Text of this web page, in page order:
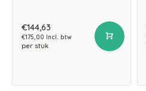
€144,63
€175,00 Incl. btw
per stuk